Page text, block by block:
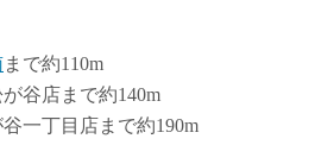
まで約110m
谷店まで約140m
一丁目店まで約190m